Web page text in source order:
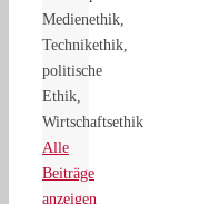
Medienethik,
Technikethik,
politische
Ethik,
Wirtschaftsethik
Alle
Beiträge
anzeigen